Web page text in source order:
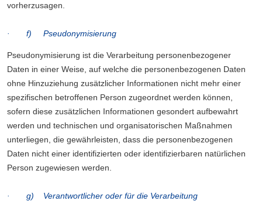
vorherzusagen.
· f) Pseudonymisierung
Pseudonymisierung ist die Verarbeitung personenbezogener
Daten in einer Weise, auf welche die personenbezogenen Daten
ohne Hinzuziehung zusätzlicher Informationen nicht mehr einer
spezifischen betroffenen Person zugeordnet werden können,
sofern diese zusätzlichen Informationen gesondert aufbewahrt
werden und technischen und organisatorischen Maßnahmen
unterliegen, die gewährleisten, dass die personenbezogenen
Daten nicht einer identifizierten oder identifizierbaren natürlichen
Person zugewiesen werden.
· g) Verantwortlicher oder für die Verarbeitung